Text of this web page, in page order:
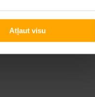
Atļaut visu